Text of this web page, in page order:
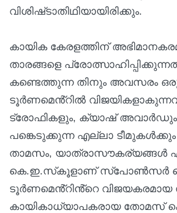
വിശിഷ്‌ടാതിഥിയായിരിക്കും.
കായിക കേരളത്തിന്
താരങ്ങളെ
കണ്ടെത്തുന്ന തിനും അവസരം
ടൂർണമെൻ്റിൽ
ട്രോഫികളും, ക്യാഷ്
പങ്കെടുക്കുന്ന എല്ലാ
താമസം, യാത്രാസൗകര്യങ്ങൾ
കെ.ഇ.സ്‌കൂളാണ് സ്പോൺസർ
ടൂർണമെൻ്റിൻ്റെ വിജയകരമായ
കായികാധ്യാപകരായ തോമസ്